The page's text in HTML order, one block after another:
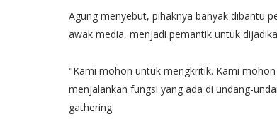
Agung menyebut, pihaknya banyak dibantu
awak media, menjadi pemantik untuk
"Kami mohon untuk mengkritik. Kami
menjalankan fungsi yang ada di undang-
gathering.